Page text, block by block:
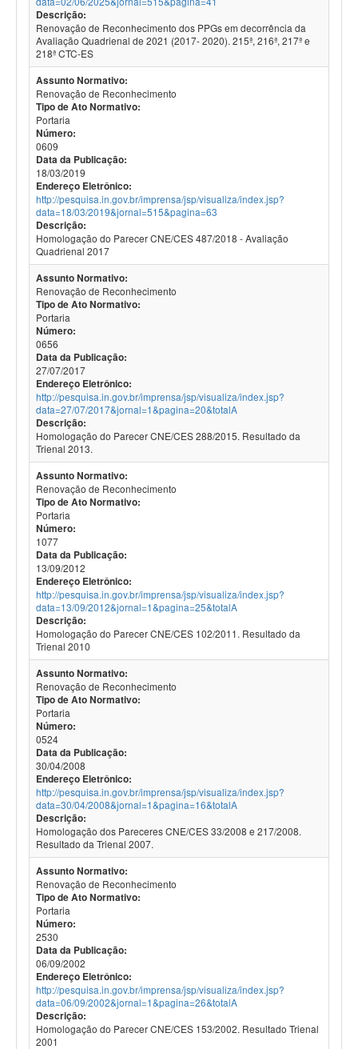
Descrição:
Renovação de Reconhecimento dos PPGs em decorrência da
Avaliação Quadrienal de 2021 (2017- 2020). 215ª, 216ª, 217ª e
218ª CTC-ES
Assunto Normativo:
Renovação de Reconhecimento
Tipo de Ato Normativo:
Portaria
Número:
0609
Data da Publicação:
18/03/2019
Endereço Eletrônico:
http://pesquisa.in.gov.br/imprensa/jsp/visualiza/index.jsp?
data=18/03/2019&jornal=515&pagina=63
Descrição:
Homologação do Parecer CNE/CES 487/2018 - Avaliação
Quadrienal 2017
Assunto Normativo:
Renovação de Reconhecimento
Tipo de Ato Normativo:
Portaria
Número:
0656
Data da Publicação:
27/07/2017
Endereço Eletrônico:
http://pesquisa.in.gov.br/imprensa/jsp/visualiza/index.jsp?
data=27/07/2017&jornal=1&pagina=20&totalA
Descrição:
Homologação do Parecer CNE/CES 288/2015. Resultado da
Trienal 2013.
Assunto Normativo:
Renovação de Reconhecimento
Tipo de Ato Normativo:
Portaria
Número:
1077
Data da Publicação:
13/09/2012
Endereço Eletrônico:
http://pesquisa.in.gov.br/imprensa/jsp/visualiza/index.jsp?
data=13/09/2012&jornal=1&pagina=25&totalA
Descrição:
Homologação do Parecer CNE/CES 102/2011. Resultado da
Trienal 2010
Assunto Normativo:
Renovação de Reconhecimento
Tipo de Ato Normativo:
Portaria
Número:
0524
Data da Publicação:
30/04/2008
Endereço Eletrônico:
http://pesquisa.in.gov.br/imprensa/jsp/visualiza/index.jsp?
data=30/04/2008&jornal=1&pagina=16&totalA
Descrição:
Homologação dos Pareceres CNE/CES 33/2008 e 217/2008.
Resultado da Trienal 2007.
Assunto Normativo:
Renovação de Reconhecimento
Tipo de Ato Normativo:
Portaria
Número:
2530
Data da Publicação:
06/09/2002
Endereço Eletrônico:
http://pesquisa.in.gov.br/imprensa/jsp/visualiza/index.jsp?
data=06/09/2002&jornal=1&pagina=26&totalA
Descrição:
Homologação do Parecer CNE/CES 153/2002. Resultado Trienal
2001